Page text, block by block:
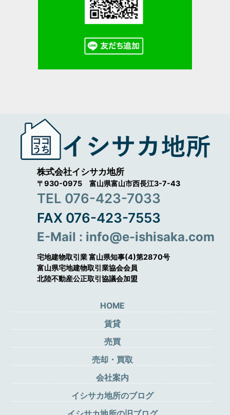
株式会社イシサカ地所
〒930-0975 富山県富山市西長江3-7-43
TEL 076-423-7033
FAX 076-423-7553
E-Mail : info@e-ishisaka.com
宅地建物取引業 富山県知事(4)第2870号
富山県宅地建物取引業協会会員
北陸不動産公正取引協議会加盟
HOME
賃貸
売買
売却・買取
会社案内
イシサカ地所のブログ